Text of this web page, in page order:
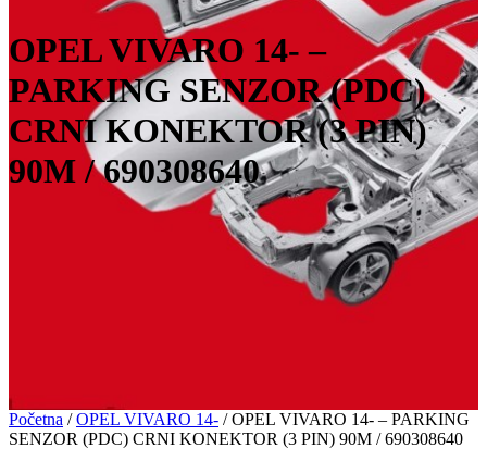
OPEL VIVARO 14- –
PARKING SENZOR (PDC)
CRNI KONEKTOR (3 PIN)
90M / 690308640
Početna /OPEL VIVARO 14- / OPEL VIVARO 14- – PARKING
SENZOR (PDC) CRNI KONEKTOR (3 PIN) 90M / 690308640